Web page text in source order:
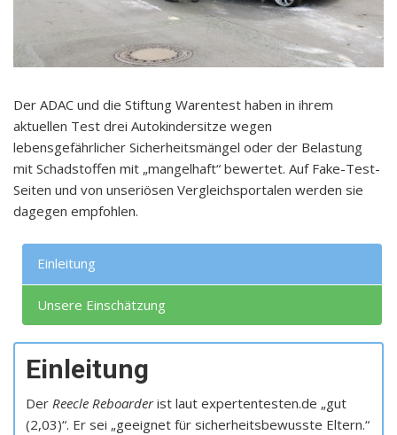
Der ADAC und die Stiftung Warentest haben in ihrem
aktuellen Test drei Autokindersitze wegen
lebensgefährlicher Sicherheitsmängel oder der Belastung
mit Schadstoffen mit „mangelhaft“ bewertet. Auf Fake-Test-
Seiten und von unseriösen Vergleichsportalen werden sie
dagegen empfohlen.
Einleitung
Unsere Einschätzung
Einleitung
Der Reecle Reboarderist laut expertentesten.de „gut
(2,03)“. Er sei „geeignet für sicherheitsbewusste Eltern.“